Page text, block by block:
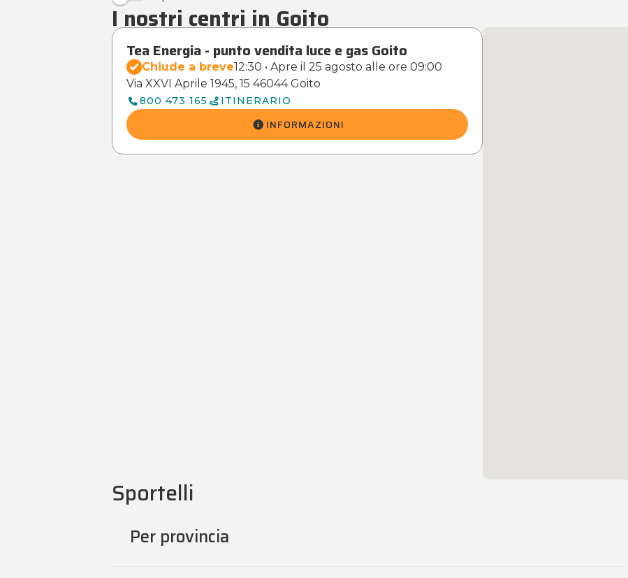
I nostri centri in Goito
Tea Energia - punto vendita luce e gas Goito
Chiude a breve12:30 • Apre il 25 agosto alle ore 09:00
Via XXVI Aprile 1945, 15 46044 Goito
800 473 165 ITINERARIO
INFORMAZIONI
Sportelli
Per provincia